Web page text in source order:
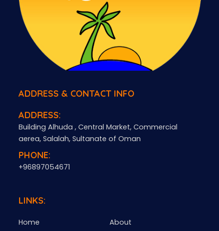
ADDRESS & CONTACT INFO
ADDRESS:
Building Alhuda , Central Market, Commercial
aerea, Salalah, Sultanate of Oman
PHONE:
+96897054671
LINKS:
Home
About